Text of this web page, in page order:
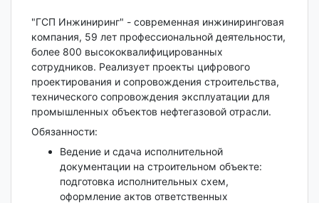
"ГСП Инжиниринг" - современная инжиниринговая
компания, 59 лет профессиональной деятельности,
более 800 высококвалифицированных
сотрудников. Реализует проекты цифрового
проектирования и сопровождения строительства,
технического сопровождения эксплуатации для
промышленных объектов нефтегазовой отрасли.
Обязанности:
Ведение и сдача исполнительной
документации на строительном объекте:
подготовка исполнительных схем,
оформление актов ответственных